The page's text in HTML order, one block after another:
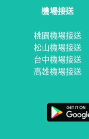
機場接送
桃園機場接送
松山機場接送
台中機場接送
高雄機場接送